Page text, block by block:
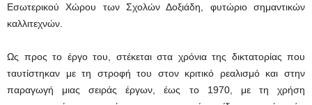
Εσωτερικού Χώρου των Σχολών Δοξιάδη, φυτώριο σημαντικών
καλλιτεχνών.
Ως προς το έργο του, στέκεται στα χρόνια της δικτατορίας που
ταυτίστηκαν με τη στροφή του στον κριτικό ρεαλισμό και στην
παραγωγή μιας σειράς έργων, έως το 1970, με τη χρήση